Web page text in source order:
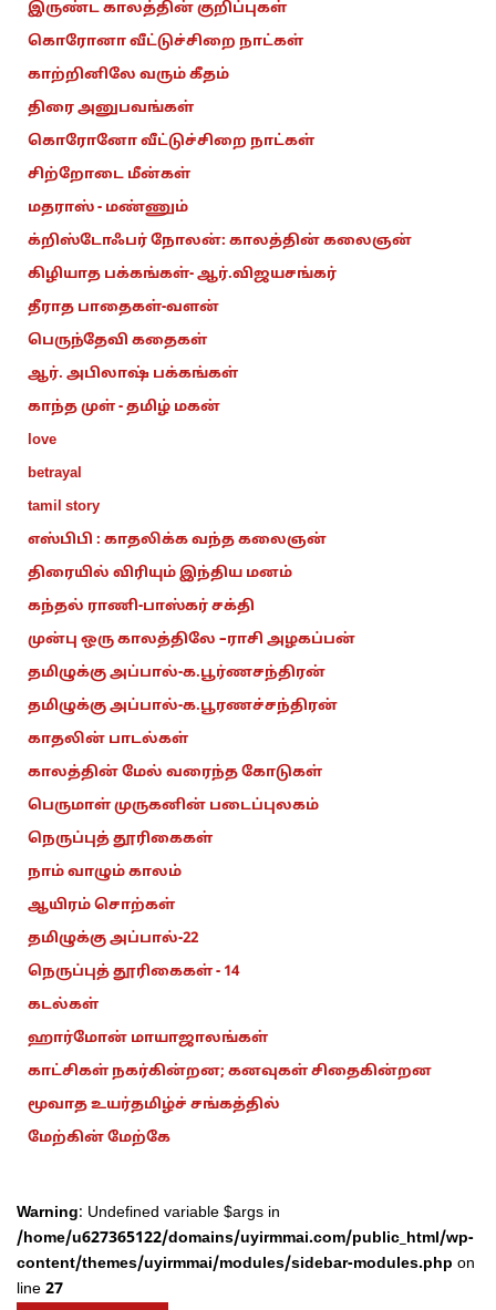
இருண்ட காலத்தின் குறிப்புகள்
கொரோனா வீட்டுச்சிறை நாட்கள்
காற்றினிலே வரும் கீதம்
திரை அனுபவங்கள்
கொரோனோ வீட்டுச்சிறை நாட்கள்
சிற்றோடை மீன்கள்
மதராஸ் - மண்ணும்
க்றிஸ்டோஃபர் நோலன்: காலத்தின் கலைஞன்
கிழியாத பக்கங்கள்- ஆர்.விஜயசங்கர்
தீராத பாதைகள்-வளன்
பெருந்தேவி கதைகள்
ஆர். அபிலாஷ் பக்கங்கள்
காந்த முள் - தமிழ் மகன்
love
betrayal
tamil story
எஸ்பிபி : காதலிக்க வந்த கலைஞன்
திரையில் விரியும் இந்திய மனம்
கந்தல் ராணி-பாஸ்கர் சக்தி
முன்பு ஒரு காலத்திலே –ராசி அழகப்பன்
தமிழுக்கு அப்பால்-க.பூர்ணசந்திரன்
தமிழுக்கு அப்பால்-க.பூரணச்சந்திரன்
காதலின் பாடல்கள்
காலத்தின் மேல் வரைந்த கோடுகள்
பெருமாள் முருகனின் படைப்புலகம்
நெருப்புத் தூரிகைகள்
நாம் வாழும் காலம்
ஆயிரம் சொற்கள்
தமிழுக்கு அப்பால்-22
நெருப்புத் தூரிகைகள் - 14
கடல்கள்
ஹார்மோன் மாயாஜாலங்கள்
காட்சிகள் நகர்கின்றன; கனவுகள் சிதைகின்றன
மூவாத உயர்தமிழ்ச் சங்கத்தில்
மேற்கின் மேற்கே
Warning: Undefined variable $args in
/home/u627365122/domains/uyirmmai.com/public_html/wp-
content/themes/uyirmmai/modules/sidebar-modules.php on
line 27